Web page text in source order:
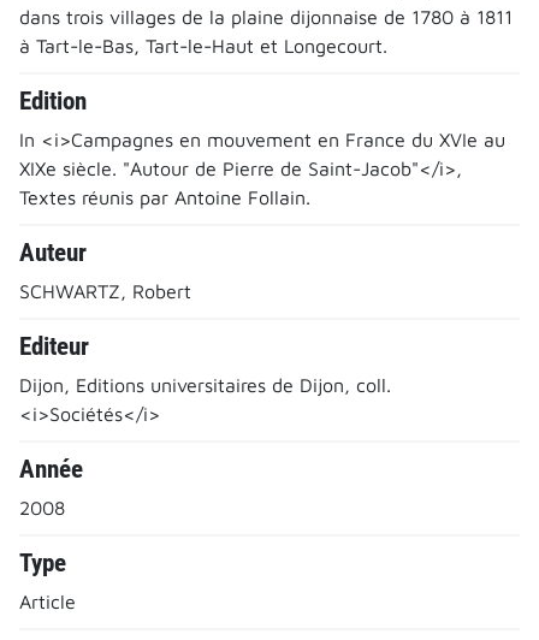
dans trois villages de la plaine dijonnaise de 1780 à 1811
à Tart-le-Bas, Tart-le-Haut et Longecourt.
Edition
In <i>Campagnes en mouvement en France du XVIe au
XIXe siècle. "Autour de Pierre de Saint-Jacob"</i>,
Textes réunis par Antoine Follain.
Auteur
SCHWARTZ, Robert
Editeur
Dijon, Editions universitaires de Dijon, coll.
<i>Sociétés</i>
Année
2008
Type
Article